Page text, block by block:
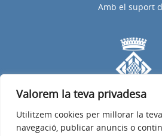
Valorem la teva privadesa
Utilitzem cookies per millorar la
navegació, publicar anuncis o
Amb el suport